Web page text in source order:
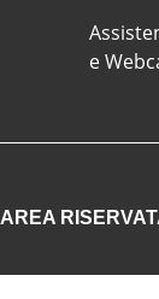
e
AREA